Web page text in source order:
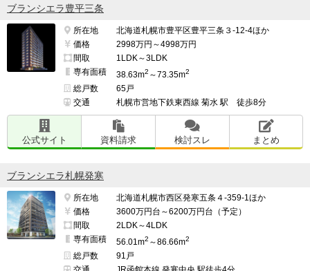
ブランシエラ豊平三条
所在地
北海道札幌市豊平区豊平三条３-12-4ほか
価格
2998万円～4998万円
間取
1LDK～3LDK
専有面積
38.63m2 ～73.35m2
総戸数
65戸
交通
札幌市営地下鉄東西線 菊水 駅 徒歩8分
公式サイト 資料請求 検討スレ まとめ
ブランシエラ札幌発寒
所在地
北海道札幌市西区発寒五条４-359-1ほか
価格
3600万円台～6200万円台（予定）
間取
2LDK～4LDK
専有面積
56.01m2 ～86.66m2
総戸数
91戸